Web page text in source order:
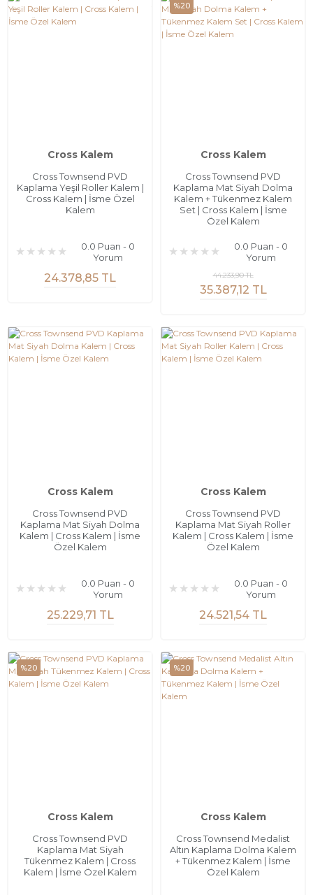
Cross Kalem
Cross Townsend PVD
Kaplama Yeşil Roller Kalem |
Cross Kalem | İsme Özel
Kalem
0.0 Puan - 0
Yorum
24.378,85 TL
%20
Cross Kalem
Cross Townsend PVD
Kaplama Mat Siyah Dolma
Kalem + Tükenmez Kalem
Set | Cross Kalem | İsme
Özel Kalem
0.0 Puan - 0
Yorum
35.387,12 TL
44.233,90 TL
Cross Kalem
Cross Townsend PVD
Kaplama Mat Siyah Dolma
Kalem | Cross Kalem | İsme
Özel Kalem
0.0 Puan - 0
Yorum
25.229,71 TL
Cross Kalem
Cross Townsend PVD
Kaplama Mat Siyah Roller
Kalem | Cross Kalem | İsme
Özel Kalem
0.0 Puan - 0
Yorum
24.521,54 TL
%20
Cross Kalem
Cross Townsend PVD
Kaplama Mat Siyah
Tükenmez Kalem | Cross
Kalem | İsme Özel Kalem
%20
Cross Kalem
Cross Townsend Medalist
Altın Kaplama Dolma Kalem
+ Tükenmez Kalem | İsme
Özel Kalem